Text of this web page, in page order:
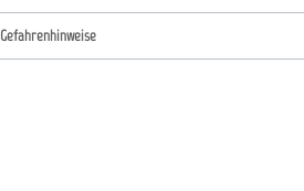
Gefahrenhinweise